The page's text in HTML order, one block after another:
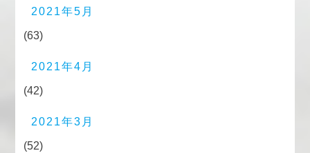
2021年5月
(63)
2021年4月
(42)
2021年3月
(52)